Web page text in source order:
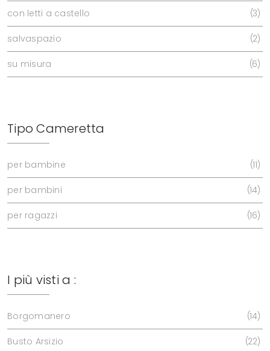
con letti a castello 3
salvaspazio 2
su misura 6
Tipo Cameretta
per bambine 11
per bambini 14
per ragazzi 16
I più visti a :
Borgomanero 14
Busto Arsizio 22